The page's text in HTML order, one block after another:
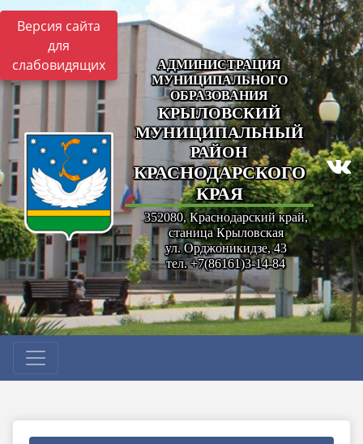
Версия сайта
для
слабовидящих
АДМИНИСТРАЦИЯ
МУНИЦИПАЛЬНОГО
ОБРАЗОВАНИЯ
КРЫЛОВСКИЙ
МУНИЦИПАЛЬНЫЙ
РАЙОН
КРАСНОДАРСКОГО
КРАЯ
352080, Краснодарский край,
станица Крыловская
ул. Орджоникидзе, 43
тел. +7(86161)3-14-84